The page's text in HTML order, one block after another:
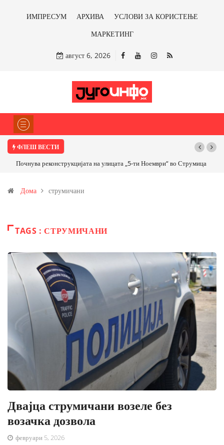
ИМПРЕСУМ АРХИВА
УСЛОВИ ЗА КОРИСТЕЊЕ
МАРКЕТИНГ
август 6, 2026
ФЛЕШ ВЕСТИ
Почнува реконструкцијата на улицата „5-ти Ноември“ во Струмица
Дома струмичани
TAGS : СТРУМИЧАНИ
Двајца струмичани возеле без
возачка дозвола
февруари 5, 2026